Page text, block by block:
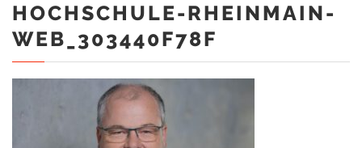
HOCHSCHULE-RHEINMAIN-
WEB_303440F78F